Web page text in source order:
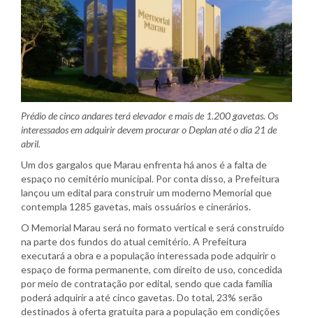
Prédio de cinco andares terá elevador e mais de 1.200 gavetas. Os
interessados em adquirir devem procurar o Deplan até o dia 21 de
abril.
Um dos gargalos que Marau enfrenta há anos é a falta de
espaço no cemitério municipal. Por conta disso, a Prefeitura
lançou um edital para construir um moderno Memorial que
contempla 1285 gavetas, mais ossuários e cinerários.
O Memorial Marau será no formato vertical e será construído
na parte dos fundos do atual cemitério. A Prefeitura
executará a obra e a população interessada pode adquirir o
espaço de forma permanente, com direito de uso, concedida
por meio de contratação por edital, sendo que cada família
poderá adquirir a até cinco gavetas. Do total, 23% serão
destinados à oferta gratuita para a população em condições